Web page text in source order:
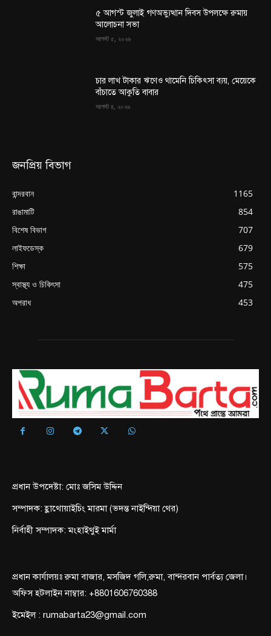
৫ আগস্ট জুলাই গণঅভ্যুত্থান দিবস উপলক্ষে রুমায়
আলোচনা সভা
আগস্ট ৫, ২০২৬
চার লাখ টাকার ঋণেও থামেনি চিকিৎসা ব্যয়, মেয়েকে
বাঁচাতে আকুতি বাবার
আগস্ট ৪, ২০২৬
জনপ্রিয় বিভাগ
বান্দরবান
1165
রাঙামাটি
854
বিশেষ বিভাগ
707
লাইফডেস্ক
679
শিক্ষা
575
স্বাস্থ্য ও চিকিৎসা
475
অপরাধ
453
প্রধান উপদেষ্টা: মোঃ জসিম উদ্দিন
সম্পাদক: হ্লাথোয়াইচিং মারমা (ভদন্ত নাইন্দিয়া থের)
নির্বাহী সম্পাদক: মংহাইথুই মার্মা
প্রধান কার্যালয়ঃ রুমা বাজার, মসজিদ গলি,রুমা, বান্দরবান পার্বত্য জেলা।
অফিস হটলাইন নাম্বার: +8801606760388
ইমেইল : rumabarta23@gmail.com